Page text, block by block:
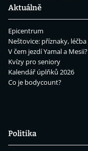
Aktuálně
Epicentrum
Neštovice: příznaky, léčba
V čem jezdí Yamal a Mesii?
Kvízy pro seniory
Kalendář úplňků 2026
Co je bodycount?
Politika